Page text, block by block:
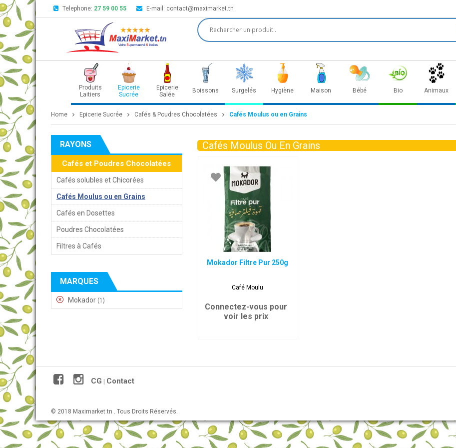
Telephone: 27 59 00 55 E-mail: contact@maximarket.tn
Produits
Laitiers
Epicerie
Sucrée
Epicerie
Salée
Boissons Surgelés Hygiène Maison Bébé Bio Animaux
Home Epicerie Sucrée Cafés & Poudres Chocolatées Cafés Moulus ou en Grains
RAYONS
Cafés et Poudres Chocolatées
Cafés solubles et Chicorées
Cafés Moulus ou en Grains
Cafés en Dosettes
Poudres Chocolatées
Filtres à Cafés
MARQUES
Mokador (1)
Cafés Moulus Ou En Grains
Mokador Filtre Pur 250g
Café Moulu
Connectez-vous pour
voir les prix
CG Contact
© 2018 Maximarket.tn . Tous Droits Réservés.